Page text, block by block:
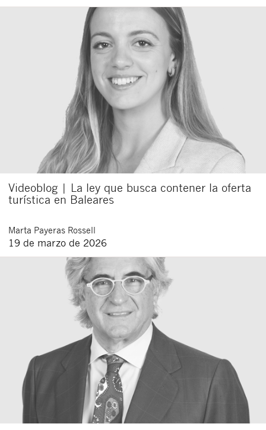
Videoblog | La ley que busca contener la oferta
turística en Baleares
Marta Payeras Rossell
19 de marzo de 2026